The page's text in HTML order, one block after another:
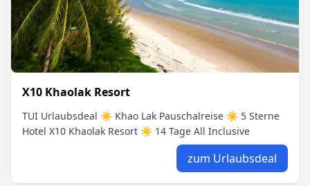
X10 Khaolak Resort
TUI Urlaubsdeal ☀ Khao Lak Pauschalreise ☀ 5 Sterne
Hotel X10 Khaolak Resort ☀ 14 Tage All Inclusive
zum Urlaubsdeal